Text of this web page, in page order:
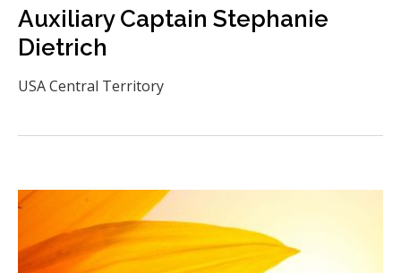
Auxiliary Captain Stephanie
Dietrich
USA Central Territory